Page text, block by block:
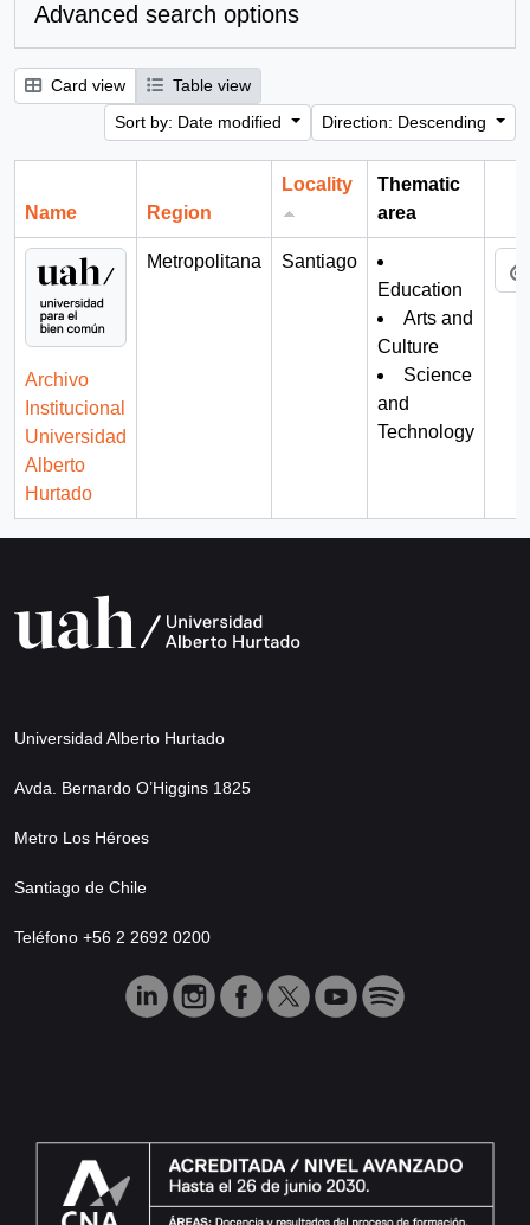
Advanced search options
Card view
Table view
Sort by: Date modified
Direction: Descending
Name Region
Locality
Thematic
area
Archivo
Institucional
Universidad
Alberto
Hurtado
Metropolitana
Santiago
Education
Arts and
Culture
Science
and
Technology
Universidad Alberto Hurtado
Avda. Bernardo O’Higgins 1825
Metro Los Héroes
Santiago de Chile
Teléfono +56 2 2692 0200